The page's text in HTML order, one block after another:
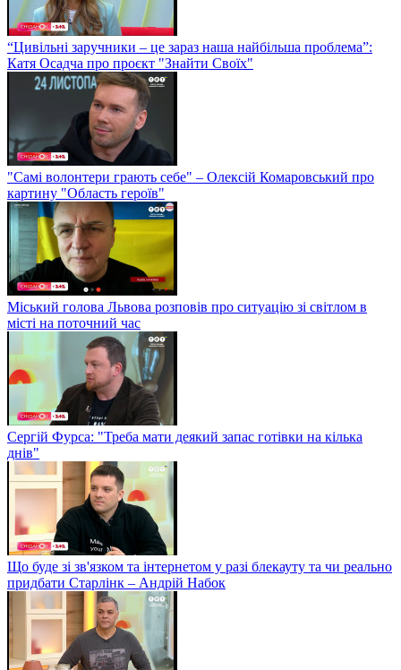
“Цивільні заручники – це зараз наша найбільша проблема”:
Катя Осадча про проєкт "Знайти Своїх"
"Самі волонтери грають себе" – Олексій Комаровський про
картину "Область героїв"
Міський голова Львова розповів про ситуацію зі світлом в
місті на поточний час
Сергій Фурса: "Треба мати деякий запас готівки на кілька
днів"
Що буде зі зв'язком та інтернетом у разі блекауту та чи реально
придбати Старлінк – Андрій Набок